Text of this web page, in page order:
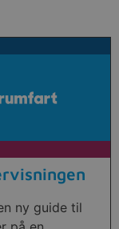
ny guide til